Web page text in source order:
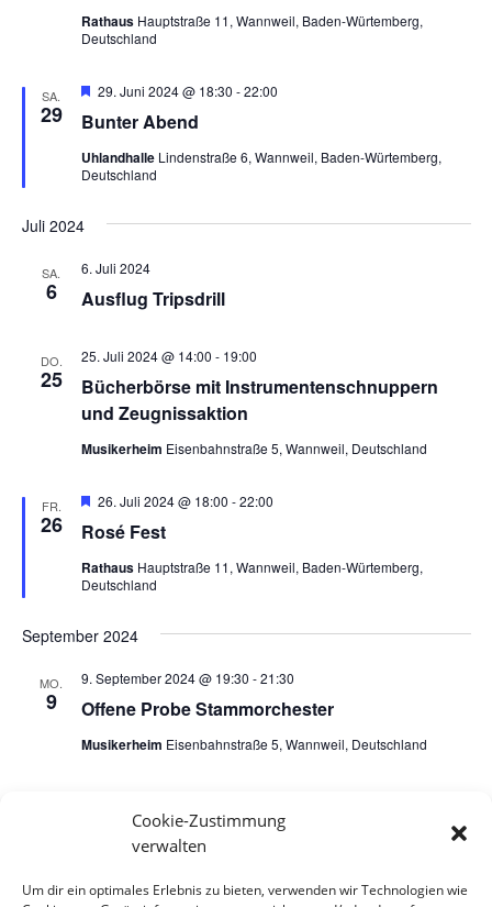
Cookie-Zustimmung
verwalten
Um dir ein optimales Erlebnis zu bieten, verwenden wir Technologien wie
Rathaus Hauptstraße 11, Wannweil, Baden-Würtemberg,
Deutschland
SA.
29 Bunter Abend
Hervorgehoben
29. Juni 2024 @ 18:30 -22:00
Uhlandhalle Lindenstraße 6, Wannweil, Baden-Würtemberg,
Deutschland
Juli 2024
SA.
6 Ausflug Tripsdrill
6. Juli 2024
DO.
25
Bücherbörse mit Instrumentenschnuppern
und Zeugnissaktion
25. Juli 2024 @ 14:00 - 19:00
Musikerheim Eisenbahnstraße 5, Wannweil, Deutschland
FR.
26 Rosé Fest
Hervorgehoben
26. Juli 2024 @ 18:00 -22:00
Rathaus Hauptstraße 11, Wannweil, Baden-Würtemberg,
Deutschland
September 2024
MO.
9 Offene Probe Stammorchester
9. September 2024 @ 19:30 -21:30
Musikerheim Eisenbahnstraße 5, Wannweil, Deutschland
Veranstaltungen Heute Nächste
Kalender abonnieren